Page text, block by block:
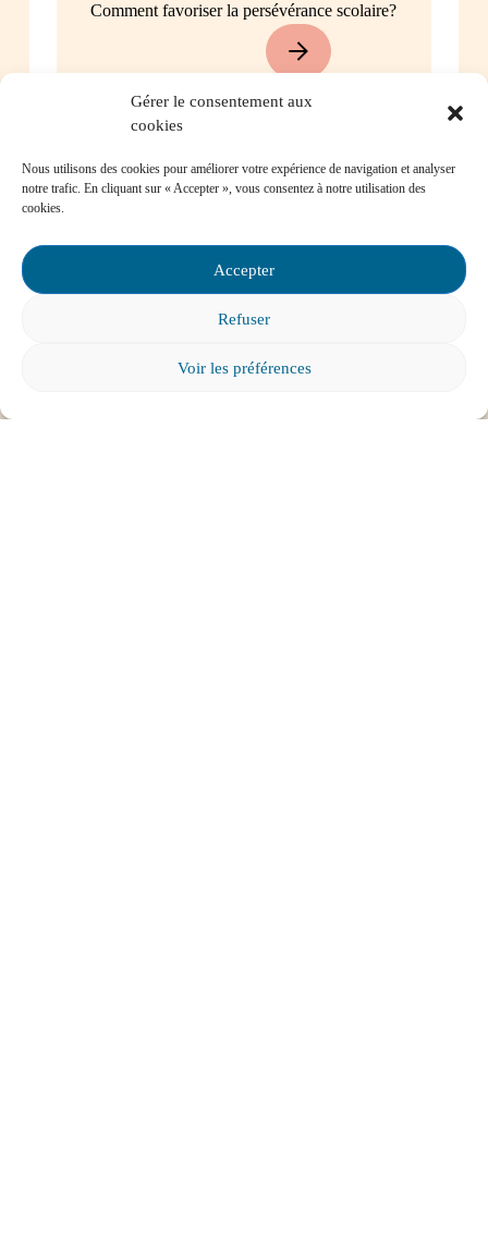
Gérer le consentement aux
cookies
Nous utilisons des cookies pour améliorer votre expérience de navigation et analyser
notre trafic. En cliquant sur « Accepter », vous consentez à notre utilisation des
cookies.
Accepter
Refuser
Voir les préférences
Comment favoriser la persévérance scolaire?
d’intimidation à l’école, où puis-je trouver de
l’aide?
Mon enfant a des besoins particuliers et il va